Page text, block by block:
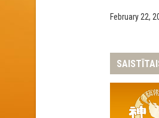
February 22,